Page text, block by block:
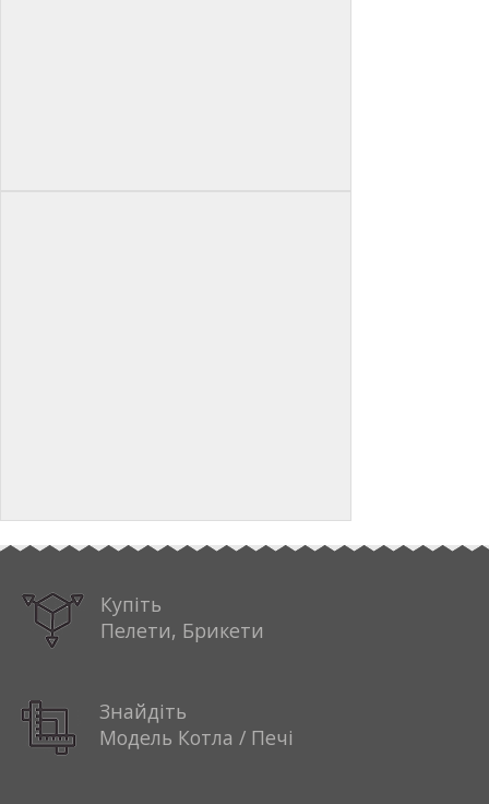
Купіть
Пелети, Брикети
Знайдіть
Модель Котла / Печі